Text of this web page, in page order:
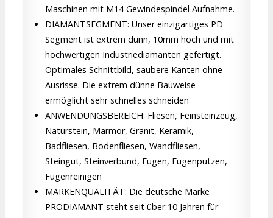
Maschinen mit M14 Gewindespindel Aufnahme.
DIAMANTSEGMENT: Unser einzigartiges PD
Segment ist extrem dünn, 10mm hoch und mit
hochwertigen Industriediamanten gefertigt.
Optimales Schnittbild, saubere Kanten ohne
Ausrisse. Die extrem dünne Bauweise
ermöglicht sehr schnelles schneiden
ANWENDUNGSBEREICH: Fliesen, Feinsteinzeug,
Naturstein, Marmor, Granit, Keramik,
Badfliesen, Bodenfliesen, Wandfliesen,
Steingut, Steinverbund, Fugen, Fugenputzen,
Fugenreinigen
MARKENQUALITÄT: Die deutsche Marke
PRODIAMANT steht seit über 10 Jahren für